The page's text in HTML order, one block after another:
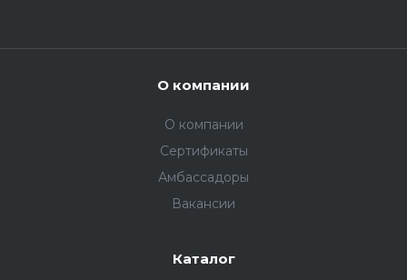
О компании
О компании
Сертификаты
Амбассадоры
Вакансии
Каталог